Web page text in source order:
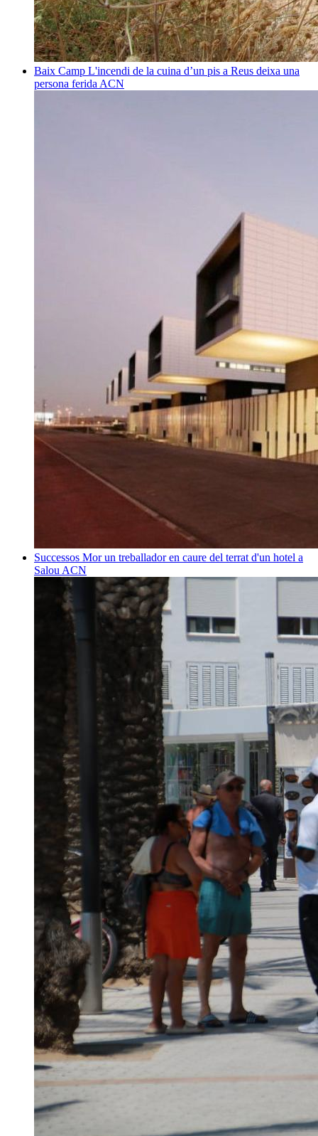
Baix Camp L'incendi de la cuina d’un pis a Reus deixa una
persona ferida ACN
Successos Mor un treballador en caure del terrat d'un hotel a
Salou ACN